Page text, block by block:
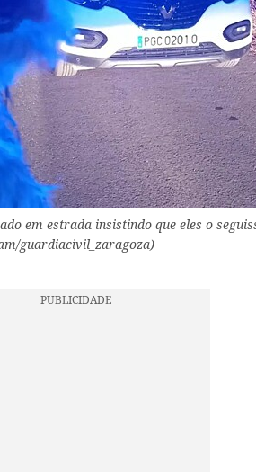
em estrada insistindo que eles o
guardiacivil_zaragoza)